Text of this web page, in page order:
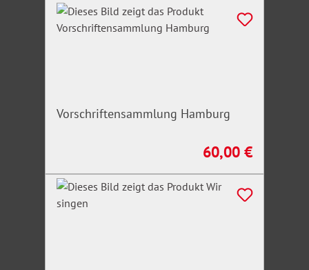
Produktgalerie überspringen
Vorschriftensammlung Hamburg
Regulärer Preis:
60,00 €